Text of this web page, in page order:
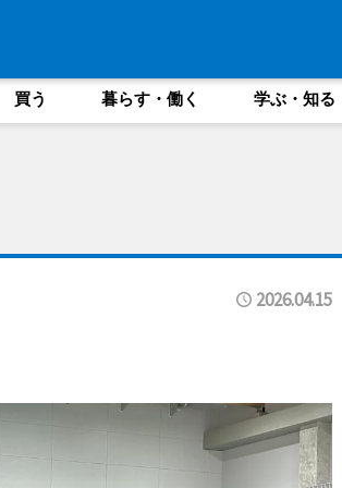
買う 暮らす・働く 学ぶ・知る
2026.04.15